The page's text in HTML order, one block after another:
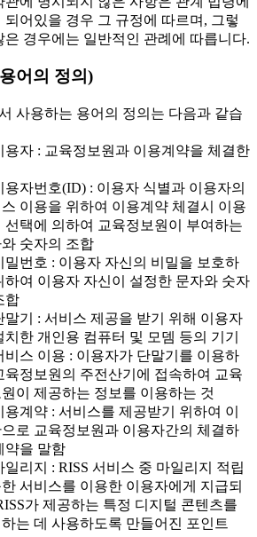
되어있을 경우 그 규정에 따르며, 그렇
은 경우에는 일반적인 관례에 따릅니다.
어의 정의)
사용하는 용어의 정의는 다음과 같습
자 : 교육정보원과 이용계약을 체결한
자번호(ID) : 이용자 식별과 이용자의
이용을 위하여 이용계약 체결시 이용
선택에 의하여 교육정보원이 부여하는
숫자의 조합
번호 : 이용자 자신의 비밀을 보호하
하여 이용자 자신이 설정한 문자와 숫자
합
기 : 서비스 제공을 받기 위해 이용자
치한 개인용 컴퓨터 및 모뎀 등의 기기
스 이용 : 이용자가 단말기를 이용하
육정보원의 주전산기에 접속하여 교육
이 제공하는 정보를 이용하는 것
계약 : 서비스를 제공받기 위하여 이
로 교육정보원과 이용자간의 체결하
약을 말함
리지 : RISS 서비스 중 마일리지 적립
서비스를 이용한 이용자에게 지급되
가 제공하는 특정 디지털 콘텐츠를
는 데 사용하도록 만들어진 포인트